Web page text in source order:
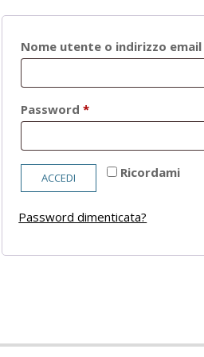
Nome utente o indirizzo
Password*Richiesto
Ricordami
ACCEDI
Password dimenticata?
05-